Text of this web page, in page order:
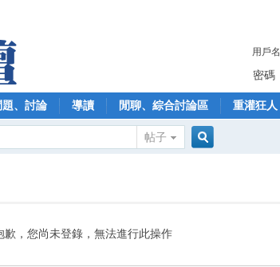
用戶名
密碼
、討論 導讀 閒聊、綜合討論區 重灌狂人
帖子
歉，您尚未登錄，無法進行此操作